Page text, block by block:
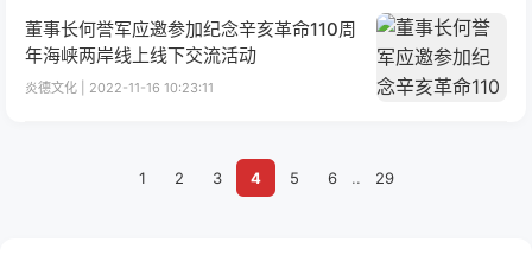
董事长何誉军应邀参加纪念辛亥革命110周
年海峡两岸线上线下交流活动
炎德文化 | 2022-11-16 10:23:11
1 2 3 4 5 6 .. 29